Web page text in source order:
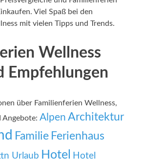
Viel Spaß bei den
mit vielen Tipps und Trends.
Wellness
Empfehlungen
über Familienferien Wellness,
Angebote: Alpen Architektur
Familie Ferienhaus
Urlaub Hotel
Hotel